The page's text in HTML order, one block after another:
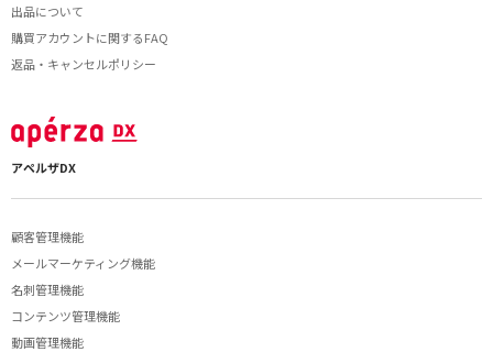
出品について
購買アカウントに関するFAQ
返品・キャンセルポリシー
アペルザDX
顧客管理機能
メールマーケティング機能
名刺管理機能
コンテンツ管理機能
動画管理機能